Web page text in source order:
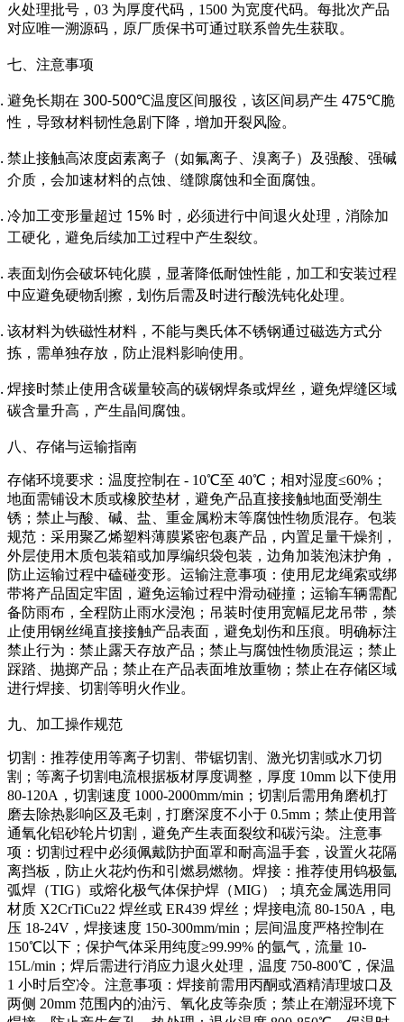
火处理批号，03 为厚度代码，1500 为宽度代码。每批次产品
对应唯一溯源码，原厂质保书可通过联系曾先生获取。
七、注意事项
避免长期在 300-500℃温度区间服役，该区间易产生 475℃脆
性，导致材料韧性急剧下降，增加开裂风险。
禁止接触高浓度卤素离子（如氟离子、溴离子）及强酸、强碱
介质，会加速材料的点蚀、缝隙腐蚀和全面腐蚀。
冷加工变形量超过 15% 时，必须进行中间退火处理，消除加
工硬化，避免后续加工过程中产生裂纹。
表面划伤会破坏钝化膜，显著降低耐蚀性能，加工和安装过程
中应避免硬物刮擦，划伤后需及时进行酸洗钝化处理。
该材料为铁磁性材料，不能与奥氏体不锈钢通过磁选方式分
拣，需单独存放，防止混料影响使用。
焊接时禁止使用含碳量较高的碳钢焊条或焊丝，避免焊缝区域
碳含量升高，产生晶间腐蚀。
八、存储与运输指南
存储环境要求：温度控制在 - 10℃至 40℃；相对湿度≤60%；
地面需铺设木质或橡胶垫材，避免产品直接接触地面受潮生
锈；禁止与酸、碱、盐、重金属粉末等腐蚀性物质混存。包装
规范：采用聚乙烯塑料薄膜紧密包裹产品，内置足量干燥剂，
外层使用木质包装箱或加厚编织袋包装，边角加装泡沫护角，
防止运输过程中磕碰变形。运输注意事项：使用尼龙绳索或绑
带将产品固定牢固，避免运输过程中滑动碰撞；运输车辆需配
备防雨布，全程防止雨水浸泡；吊装时使用宽幅尼龙吊带，禁
止使用钢丝绳直接接触产品表面，避免划伤和压痕。明确标注
禁止行为：禁止露天存放产品；禁止与腐蚀性物质混运；禁止
踩踏、抛掷产品；禁止在产品表面堆放重物；禁止在存储区域
进行焊接、切割等明火作业。
九、加工操作规范
切割：推荐使用等离子切割、带锯切割、激光切割或水刀切
割；等离子切割电流根据板材厚度调整，厚度 10mm 以下使用
80-120A，切割速度 1000-2000mm/min；切割后需用角磨机打
磨去除热影响区及毛刺，打磨深度不小于 0.5mm；禁止使用普
通氧化铝砂轮片切割，避免产生表面裂纹和碳污染。注意事
项：切割过程中必须佩戴防护面罩和耐高温手套，设置火花隔
离挡板，防止火花灼伤和引燃易燃物。焊接：推荐使用钨极氩
弧焊（TIG）或熔化极气体保护焊（MIG）；填充金属选用同
材质 X2CrTiCu22 焊丝或 ER439 焊丝；焊接电流 80-150A，电
压 18-24V，焊接速度 150-300mm/min；层间温度严格控制在
150℃以下；保护气体采用纯度≥99.99% 的氩气，流量 10-
15L/min；焊后需进行消应力退火处理，温度 750-800℃，保温
1 小时后空冷。注意事项：焊接前需用丙酮或酒精清理坡口及
两侧 20mm 范围内的油污、氧化皮等杂质；禁止在潮湿环境下